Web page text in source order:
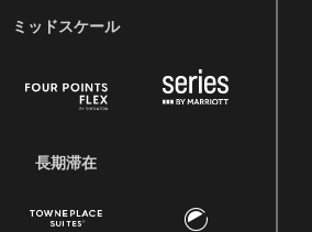
ミッドスケール
長期滞在